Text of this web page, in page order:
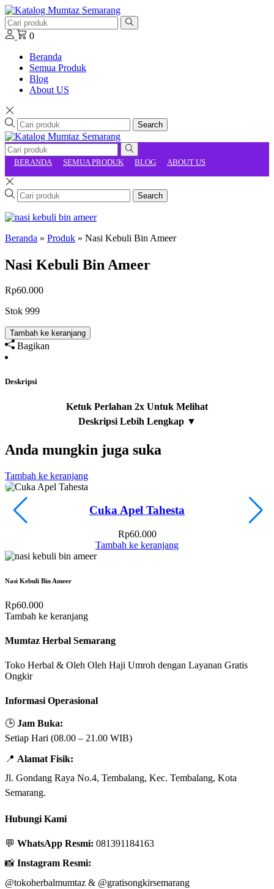
0
Beranda
Semua Produk
Blog
About US
Search
BERANDA SEMUA PRODUK BLOG ABOUT US
Search
Beranda » Produk » Nasi Kebuli Bin Ameer
Nasi Kebuli Bin Ameer
Rp60.000
Stok 999
Tambah ke keranjang
Bagikan
Deskripsi
Anda mungkin juga suka
Tambah ke keranjang
Cuka Apel Tahesta
Rp60.000
Tambah ke keranjang
Nasi Kebuli Bin Ameer
Rp60.000
Tambah ke keranjang
Mumtaz Herbal Semarang
Toko Herbal & Oleh Oleh Haji Umroh dengan Layanan Gratis
Ongkir
Informasi Operasional
🕒 Jam Buka:
Setiap Hari (08.00 – 21.00 WIB)
📍 Alamat Fisik:
Jl. Gondang Raya No.4, Tembalang, Kec. Tembalang, Kota
Semarang.
Hubungi Kami
💬 WhatsApp Resmi: 081391184163
📸 Instagram Resmi:
@tokoherbalmumtaz & @gratisongkirsemarang